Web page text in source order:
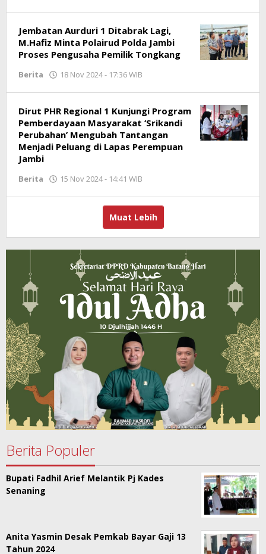
Jembatan Aurduri 1 Ditabrak Lagi,
M.Hafiz Minta Polairud Polda Jambi
Proses Pengusaha Pemilik Tongkang
Berita 18 Nov 2024 - 17:36 WIB
Dirut PHR Regional 1 Kunjungi Program
Pemberdayaan Masyarakat ‘Srikandi
Perubahan’ Mengubah Tantangan
Menjadi Peluang di Lapas Perempuan
Jambi
Berita 15 Nov 2024 - 14:41 WIB
Muat Lebih
Berita Populer
Bupati Fadhil Arief Melantik Pj Kades
Senaning
Anita Yasmin Desak Pemkab Bayar Gaji 13
Tahun 2024